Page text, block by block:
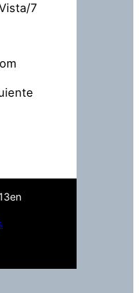
7
en